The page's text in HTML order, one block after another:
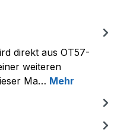
direkt aus OT57-
weiteren
Ma… Mehr